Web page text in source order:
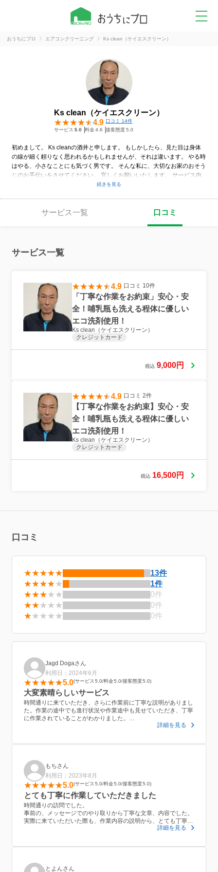
おうちにプロ エアコンクリーニング Ks clean（ケイエスクリーン）
Ks clean（ケイエスクリーン）
4.9 口コミ 14件
サービス 5.0 料金4.6 接客態度5.0
初めまして。 Ks cleanの酒井と申します。 もしかしたら、見た目は身体
の線が細く頼りなく思われるかもしれませんが、それは違います。 やる時
はやる、小さなことにも気づく男です。 そんな私に、大切なお家のおそう
じのお手伝いをさせてください。 宜しくお願いいたします。 サービス内
容は、一般のご家庭のエアコン、レンジフード、キッチン、浴室、洗面
サービスを取り揃えております。（詳しくはホームページをご覧くださ
サービス一覧 口コミ
サービス一覧
4.9 口コミ 10件
「丁寧な作業をお約束」安心・安
全！哺乳瓶も洗える程体に優しい
エコ洗剤使用！
Ks clean（ケイエスクリーン）
クレジットカード
税込 9,000円
4.9 口コミ 2件
【丁寧な作業をお約束】安心・安
全！哺乳瓶も洗える程体に優しい
エコ洗剤使用！
Ks clean（ケイエスクリーン）
クレジットカード
税込 16,500円
口コミ
★★★★★
13件
★★★★★
1件
★★★★★
0件
★★★★★
0件
★★★★★ 0件
Jagd Dogaさん
利用日：2024年6月
5.0 サービス 5.0 料金5.0 接客態度5.0
大変素晴らしいサービス
時間通りに来ていただき、さらに作業前に丁寧な説明がありまし
た。作業の途中でも進行状況や作業途中も見せていただき、丁寧
に作業されていることがわかりました。
お掃除機能付きエアコンを分解して内部をきれいにしていただ
詳細を見る
もちさん
利用日：2023年8月
5.0 サービス 5.0 料金5.0 接客態度5.0
とても丁寧に作業していただきました
時間通りの訪問でした。
事前の、メッセージでのやり取りから丁寧な文章、内容でした。
実際に来ていただいた際も、作業内容の説明から、とても丁寧に
詳細を見る
とよんさん